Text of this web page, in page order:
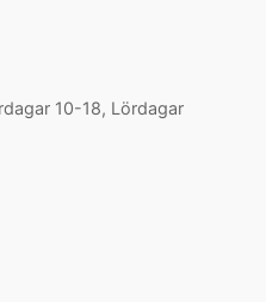
10-18, Lördagar